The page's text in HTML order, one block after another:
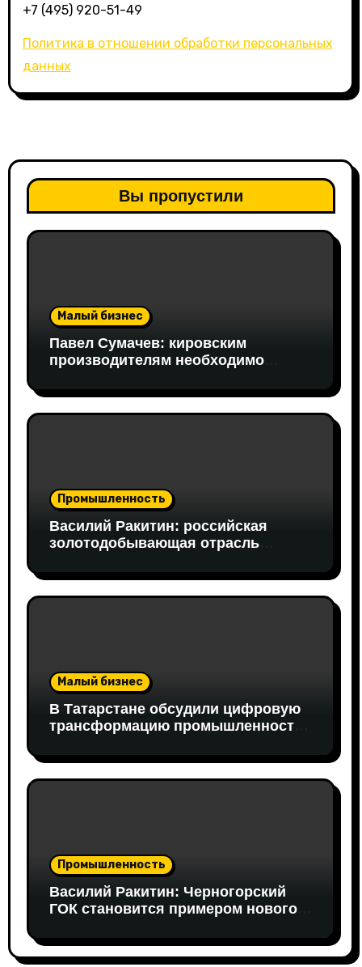
+7 (495) 920-51-49
Политика в отношении обработки персональных
данных
Вы пропустили
Малый бизнес
Павел Сумачев: кировским
производителям необходимо
рынок
Промышленность
Василий Ракитин: российская
золотодобывающая отрасль
благодаря перестройке экспорта и
технологической устойчивости
Малый бизнес
В Татарстане обсудили цифровую
трансформацию промышленности:
участие вице-президент «Новой
Формации» Руслан Гайнуллин
Промышленность
Василий Ракитин: Черногорский
ГОК становится примером нового
горнопромышленных проектов